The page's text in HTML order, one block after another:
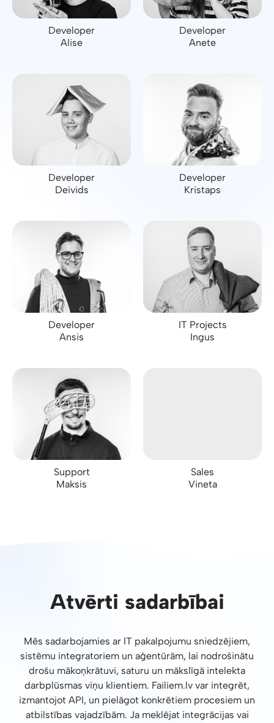
Developer
Alise
Developer
Anete
Developer
Deivids
Developer
Kristaps
Developer
Ansis
IT Projects
Ingus
Support
Maksis
Sales
Vineta
Atvērti sadarbībai
Mēs sadarbojamies ar IT pakalpojumu sniedzējiem,
sistēmu integratoriem un aģentūrām, lai nodrošinātu
drošu mākoņkrātuvi, saturu un mākslīgā intelekta
darbplūsmas viņu klientiem. Failiem.lv var integrēt,
izmantojot API, un pielāgot konkrētiem procesiem un
atbilstības vajadzībām. Ja meklējat integrācijas vai